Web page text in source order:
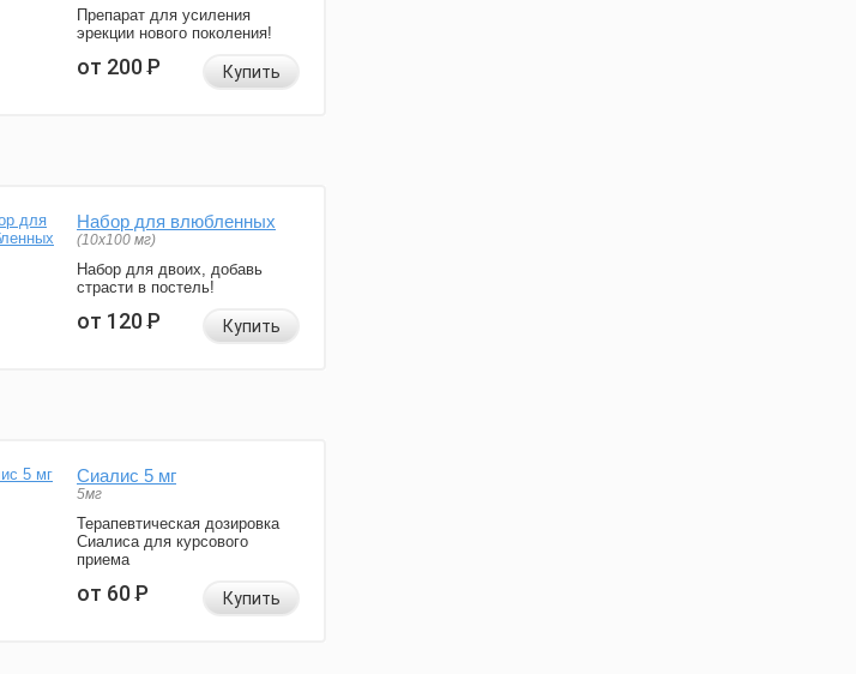
Препарат для усиления
эрекции нового поколения!
от 200Р Купить
Набор для влюбленных
(10х100 мг)
Набор для двоих, добавь
страсти в постель!
от 120Р Купить
Сиалис 5 мг
5мг
Терапевтическая дозировка
Сиалиса для курсового
приема
от 60Р Купить